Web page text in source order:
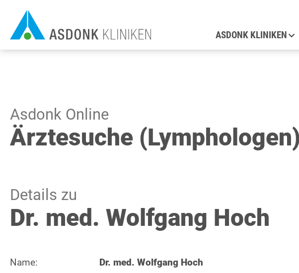
zum
Inhalt
ASDONK KLINIKEN
Asdonk Online
Ärztesuche (Lymphologen)
Details zu
Dr. med. Wolfgang Hoch
Name:
Dr. med. Wolfgang Hoch